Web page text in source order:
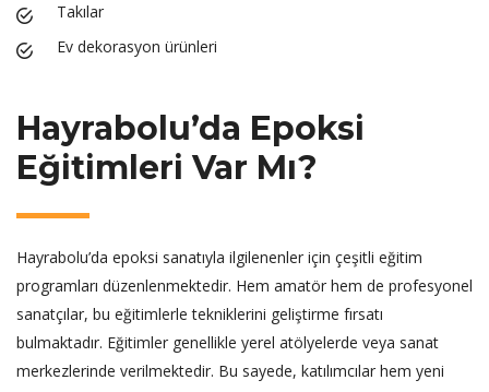
Takılar
Ev dekorasyon ürünleri
Hayrabolu’da Epoksi
Eğitimleri Var Mı?
Hayrabolu’da epoksi sanatıyla ilgilenenler için çeşitli eğitim
programları düzenlenmektedir. Hem amatör hem de profesyonel
sanatçılar, bu eğitimlerle tekniklerini geliştirme fırsatı
bulmaktadır. Eğitimler genellikle yerel atölyelerde veya sanat
merkezlerinde verilmektedir. Bu sayede, katılımcılar hem yeni